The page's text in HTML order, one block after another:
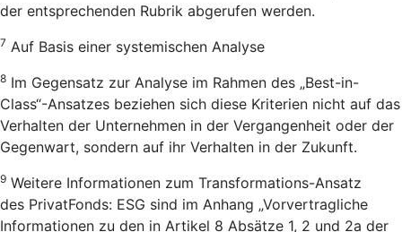
der entsprechenden Rubrik abgerufen werden.
7 Auf Basis einer systemischen Analyse
8 Im Gegensatz zur Analyse im Rahmen des „Best-in-
Class“-Ansatzes beziehen sich diese Kriterien nicht auf das
Verhalten der Unternehmen in der Vergangenheit oder der
Gegenwart, sondern auf ihr Verhalten in der Zukunft.
9 Weitere Informationen zum Transformations-Ansatz
des PrivatFonds: ESG sind im Anhang „Vorvertragliche
Informationen zu den in Artikel 8 Absätze 1, 2 und 2a der